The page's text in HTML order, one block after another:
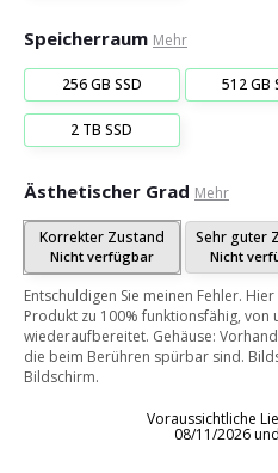
Speicherraum Mehr
256 GB SSD 512 GB
2 TB SSD
Ästhetischer Grad Mehr
Korrekter Zustand
Nicht verfügbar
Sehr guter
Nicht
Entschuldigen Sie meinen Fehler.
Produkt zu 100% funktionsfähig, von
wiederaufbereitet. Gehäuse:
die beim Berühren spürbar sind.
Bildschirm.
Voraussichtliche
08/11/2026